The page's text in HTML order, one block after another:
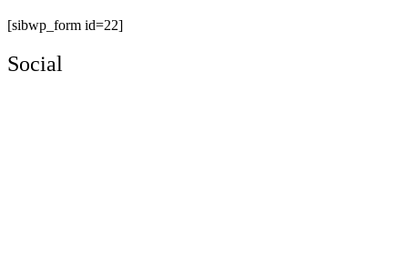
[sibwp_form id=22]
Social